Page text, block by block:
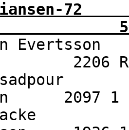
-
Evertsson
2206
Asadpour
2097 1
Backe